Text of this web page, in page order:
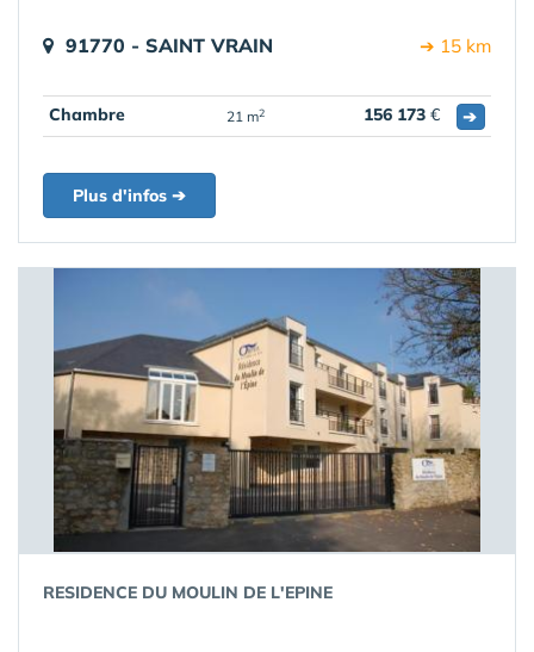
91770 - SAINT VRAIN ➔ 15 km
Chambre 21 m2 156 173 € ➔
Plus d'infos ➔
RESIDENCE DU MOULIN DE L'EPINE